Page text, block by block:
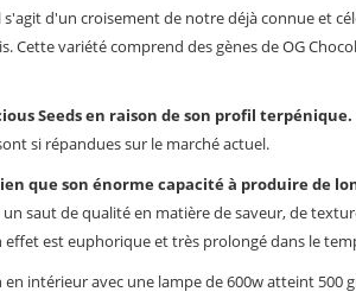
s'agit d'un croisement de notre déjà connue et
variété comprend des gènes de OG
Seeds en raison de son profil terpénique.
si répandues sur le marché actuel.
que son énorme capacité à produire de
saut de qualité en matière de saveur, de
effet est euphorique et très prolongé dans le
intérieur avec une lampe de 600w atteint 500